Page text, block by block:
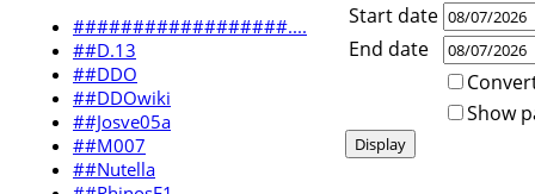
##################....
##D.13
##DDO
##DDOwiki
##Josve05a
##M007
##Nutella
Start date
End date
Show